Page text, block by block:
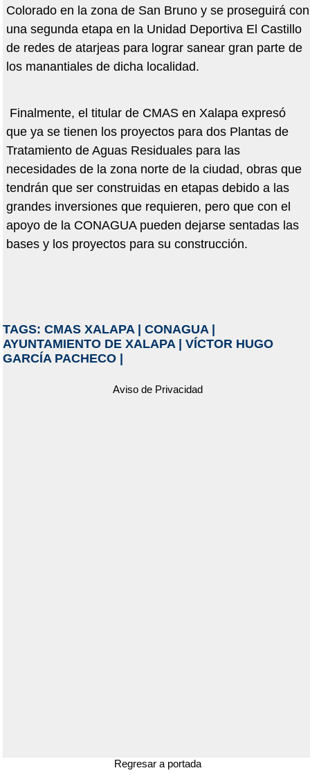
Colorado en la zona de San Bruno y se proseguirá con
una segunda etapa en la Unidad Deportiva El Castillo
de redes de atarjeas para lograr sanear gran parte de
los manantiales de dicha localidad.
Finalmente, el titular de CMAS en Xalapa expresó
que ya se tienen los proyectos para dos Plantas de
Tratamiento de Aguas Residuales para las
necesidades de la zona norte de la ciudad, obras que
tendrán que ser construidas en etapas debido a las
grandes inversiones que requieren, pero que con el
apoyo de la CONAGUA pueden dejarse sentadas las
bases y los proyectos para su construcción.
TAGS: CMAS XALAPA| CONAGUA|
AYUNTAMIENTO DE XALAPA| VÍCTOR HUGO
GARCÍA PACHECO|
Aviso de Privacidad
Regresar a portada